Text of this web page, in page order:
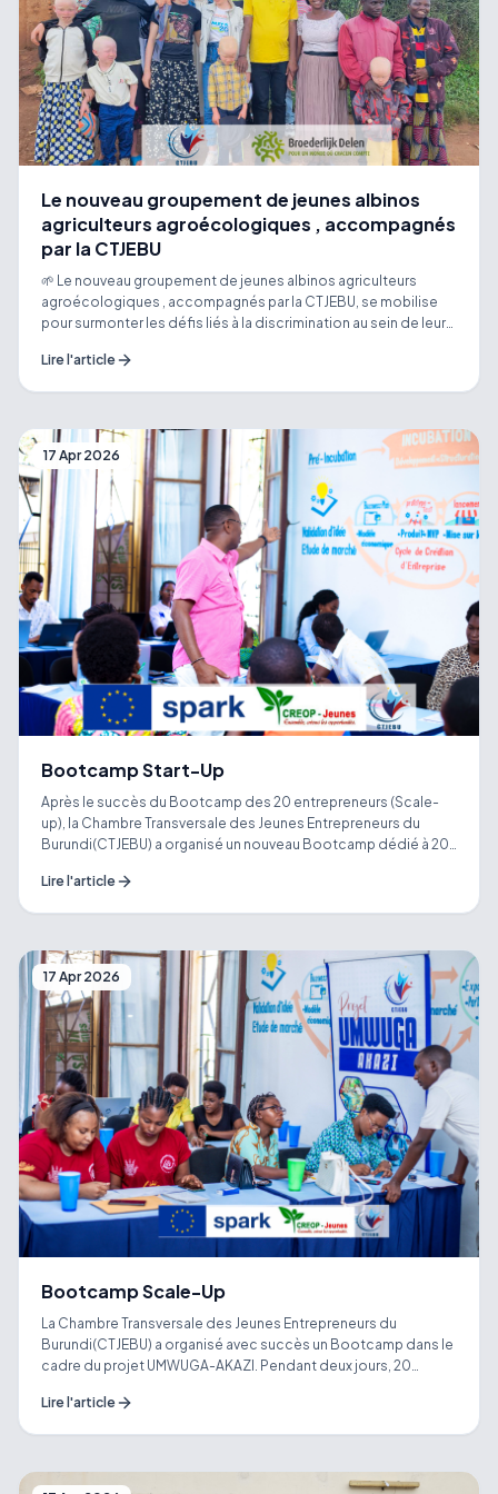
Le nouveau groupement de jeunes albinos
agriculteurs agroécologiques , accompagnés
par la CTJEBU
🌱 Le nouveau groupement de jeunes albinos agriculteurs
agroécologiques , accompagnés par la CTJEBU, se mobilise
pour surmonter les défis liés à la discrimination au sein de leurs
transforment leur histoire en une véritable opportunité de
leur engagement ? Entrez en contact avec la CTJEBU
Lire l'article
17 Apr 2026
Bootcamp Start-Up
Après le succès du Bootcamp des 20 entrepreneurs (Scale-
up), la Chambre Transversale des Jeunes Entrepreneurs du
Burundi(CTJEBU) a organisé un nouveau Bootcamp dédié à 20
le cadre du projet UMWUGA-AKAZI, financé par l’ Union
renforcer les capacités des jeunes entrepreneurs et stimuler
l’innovation au Burundi
Lire l'article
17 Apr 2026
Bootcamp Scale-Up
La Chambre Transversale des Jeunes Entrepreneurs du
Burundi(CTJEBU) a organisé avec succès un Bootcamp dans le
cadre du projet UMWUGA-AKAZI. Pendant deux jours, 20
accompagnement pratique et interactif. L’objectif était de
clés comme le business model, la gestion financière et le
Lire l'article